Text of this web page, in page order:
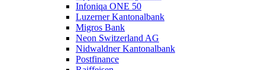
Infoniqa ONE 50
Luzerner Kantonalbank
Migros Bank
Neon Switzerland AG
Nidwaldner Kantonalbank
Postfinance